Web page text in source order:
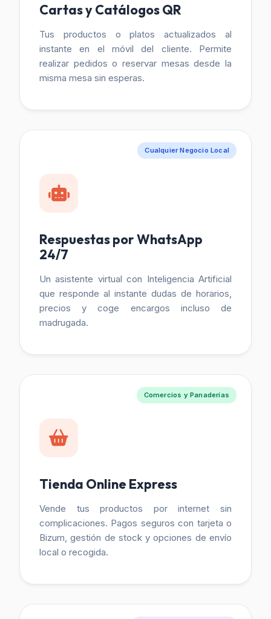
Cartas y Catálogos QR
Tus productos o platos actualizados al
instante en el móvil del cliente. Permite
realizar pedidos o reservar mesas desde la
misma mesa sin esperas.
Cualquier Negocio Local
Respuestas por WhatsApp
24/7
Un asistente virtual con Inteligencia Artificial
que responde al instante dudas de horarios,
precios y coge encargos incluso de
madrugada.
Comercios y Panaderías
Tienda Online Express
Vende tus productos por internet sin
complicaciones. Pagos seguros con tarjeta o
Bizum, gestión de stock y opciones de envío
local o recogida.